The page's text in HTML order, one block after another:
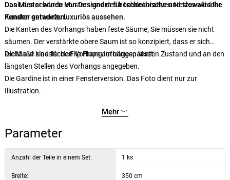
Dank des schönen Musters und des hochdekorativen Netzes wirdIhr
Fenster geradezu luxuriös aussehen.
Das Muster wurde von Designern für tschechische und slowakische
Kunden entworfen.
Die Kanten des Vorhangs haben feste Säume, Sie müssen sie nicht
säumen. Der verstärkte obere Saum ist so konzipiert, dass er sich
leicht auf klassische Flip Flops aufhängen lässt.
Die Maße sind für den Vorhang im ungespannten Zustand und an den
längsten Stellen des Vorhangs angegeben.
Die Gardine ist in einer Fensterversion. Das Foto dient nur zur
Illustration.
Mehr
Parameter
Anzahl der Teile in einem Set: 1 ks
Breite: 350 cm